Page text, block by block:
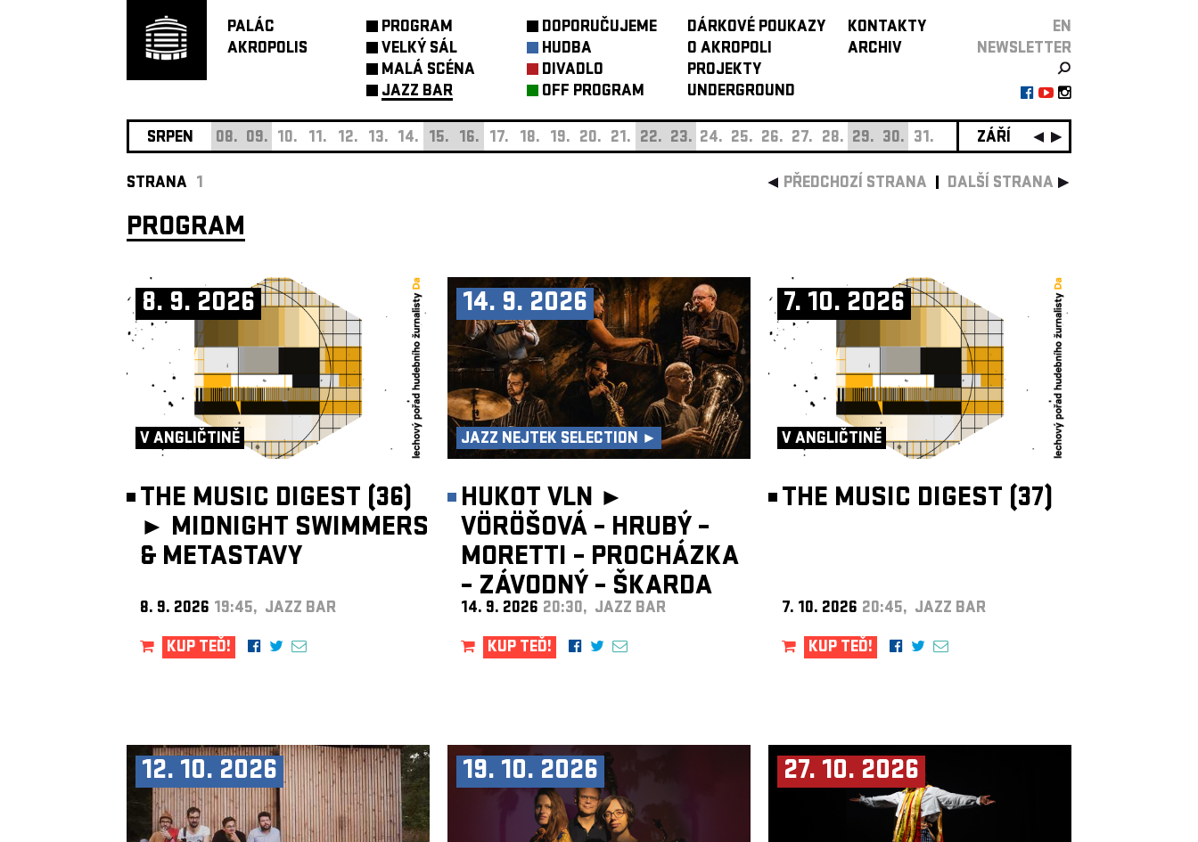
PALÁC
AKROPOLIS
PROGRAM
VELKÝ SÁL
MALÁ SCÉNA
JAZZ BAR
DOPORUČUJEME
HUDBA
DIVADLO
OFF PROGRAM
DÁRKOVÉ POUKAZY
O AKROPOLI
PROJEKTY
UNDERGROUND
KONTAKTY
ARCHIV
EN
NEWSLETTER
SRPEN 08. 09. 10. 11. 12. 13. 14. 15. 16. 17. 18. 19. 20. 21. 22. 23. 24. 25. 26. 27. 28. 29. 30. 31. ZÁŘÍ 01.
STRANA 1 PŘEDCHOZÍ STRANA DALŠÍ STRANA
PROGRAM
8. 9. 2026
V ANGLIČTINĚ
THE MUSIC DIGEST (36)
► MIDNIGHT SWIMMERS
& METASTAVY
8. 9. 2026 19:45, JAZZ BAR
KUP TEĎ!
14. 9. 2026
JAZZ NEJTEK SELECTION ►
HUKOT VLN ►
VÖRÖŠOVÁ – HRUBÝ –
MORETTI – PROCHÁZKA
– ZÁVODNÝ – ŠKARDA
14. 9. 2026 20:30, JAZZ BAR
KUP TEĎ!
7. 10. 2026
V ANGLIČTINĚ
THE MUSIC DIGEST (37)
7. 10. 2026 20:45, JAZZ BAR
KUP TEĎ!
12. 10. 2026 19. 10. 2026 27. 10. 2026